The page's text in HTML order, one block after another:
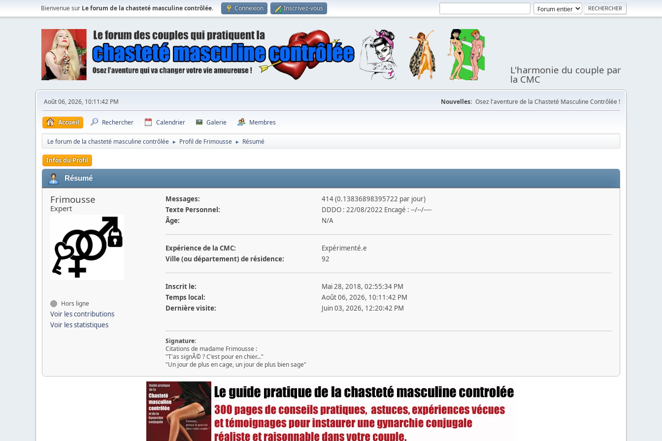
Bienvenue sur Le forum de la chasteté masculine contrôlée. Connexion Inscrivez-vous
L'harmonie du couple par
la CMC
Août 06, 2026, 10:11:42 PM Nouvelles: Osez l'aventure de la Chasteté Masculine Contrôlée !
Accueil Rechercher Calendrier Galerie Membres
Le forum de la chasteté masculine contrôlée ► Profil de Frimousse ► Résumé
Infos du Profil
Résumé
Frimousse
Expert
Hors ligne
Voir les contributions
Voir les statistiques
Messages:
414 (0.13836898395722 par jour)
Texte Personnel:
DDDO : 22/08/2022 Encagé : --/--/----
Âge:
N/A
Expérience de la CMC:
Expérimenté.e
Ville (ou département) de résidence:
92
Inscrit le:
Mai 28, 2018, 02:55:34 PM
Temps local:
Août 06, 2026, 10:11:42 PM
Dernière visite:
Juin 03, 2026, 12:20:42 PM
Signature:
Citations de madame Frimousse :
"T'as signÃ© ? C'est pour en chier..."
"Un jour de plus en cage, un jour de plus bien sage"